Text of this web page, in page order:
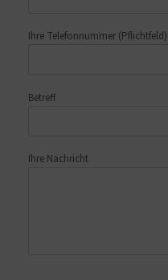
Ihre Telefonnummer (Pflichtfeld)
Betreff
Ihre Nachricht